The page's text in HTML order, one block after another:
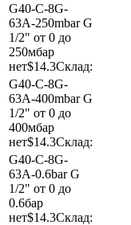
G40-C-8G-
63A-250mbarG
1/2" от 0 до
250мбар
нет$14.3Склад:
G40-C-8G-
63A-400mbarG
1/2" от 0 до
400мбар
нет$14.3Склад:
G40-C-8G-
63A-0.6barG
1/2" от 0 до
0.6бар
нет$14.3Склад: